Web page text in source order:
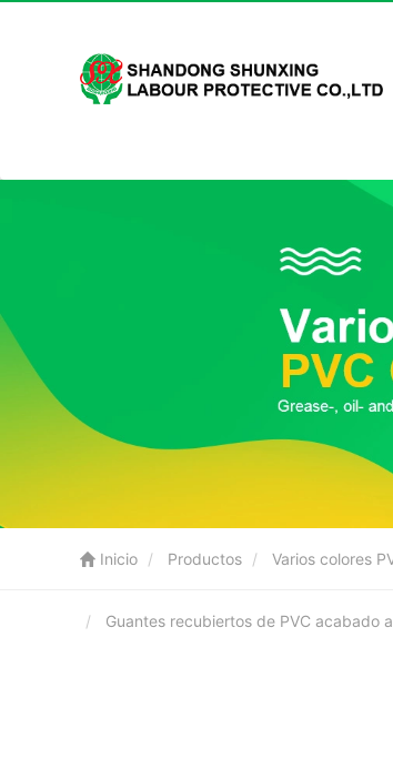
Inicio Productos Varios colores
Guantes recubiertos de PVC acabado